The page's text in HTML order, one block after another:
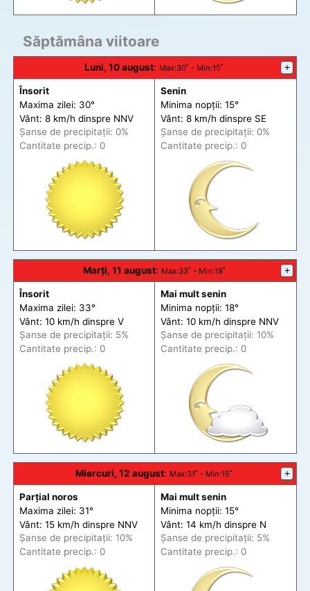
Săptămâna viitoare
Luni, 10 august: Max:30˚ - Min:15˚ +
Însorit
Maxima zilei: 30°
Vânt: 8 km/h dinspre NNV
Șanse de precipitații: 0%
Cantitate precip.: 0
Senin
Minima nopții: 15°
Vânt: 8 km/h dinspre SE
Șanse de precipitații: 0%
Cantitate precip.: 0
Marți, 11 august: Max:33˚ - Min:18˚ +
Însorit
Maxima zilei: 33°
Vânt: 10 km/h dinspre V
Șanse de precipitații: 5%
Cantitate precip.: 0
Mai mult senin
Minima nopții: 18°
Vânt: 10 km/h dinspre NNV
Șanse de precipitații: 10%
Cantitate precip.: 0
Miercuri, 12 august: Max:31˚ - Min:15˚ +
Parțial noros
Maxima zilei: 31°
Vânt: 15 km/h dinspre NNV
Șanse de precipitații: 10%
Cantitate precip.: 0
Mai mult senin
Minima nopții: 15°
Vânt: 14 km/h dinspre N
Șanse de precipitații: 5%
Cantitate precip.: 0